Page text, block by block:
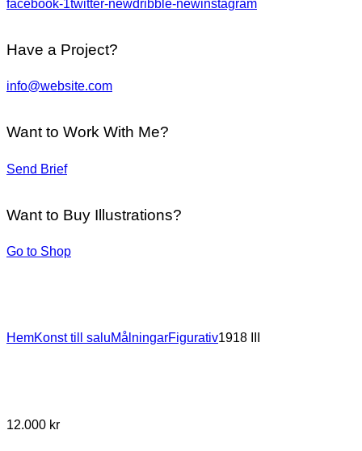
facebook-1twitter-newdribble-newinstagram
Have a Project?
info@website.com
Want to Work With Me?
Send Brief
Want to Buy Illustrations?
Go to Shop
HemKonst till saluMålningarFigurativ1918 III
12.000 kr